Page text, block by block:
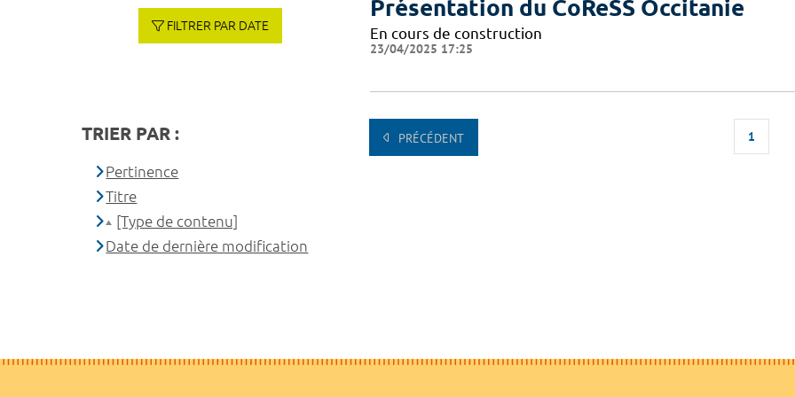
Présentation du CoReSS Occitanie
En cours de construction
23/04/2025 17:25
PRÉCÉDENT 1
FILTRER PAR DATE
TRIER PAR :
Pertinence
Titre
[Type de contenu]
Date de dernière modification